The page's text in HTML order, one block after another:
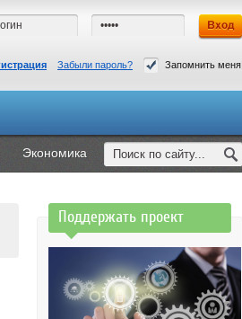
Забыли пароль? Запомнить меня
Экономика
Поддержать проект